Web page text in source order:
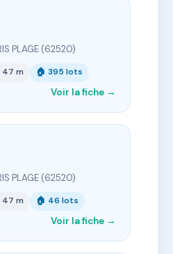
PLAGE (62520)
47 m 🏠 395 lots
Voir la fiche →
PLAGE (62520)
47 m 🏠 46 lots
Voir la fiche →